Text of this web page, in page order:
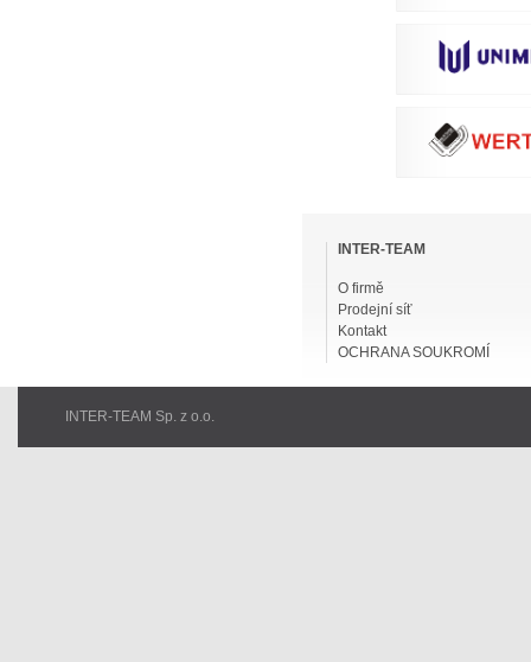
navigaciINTER-TEAM
O firmě
Prodejní síť
Kontakt
OCHRANA SOUKROMÍ
INTER-TEAM Sp. z o.o.